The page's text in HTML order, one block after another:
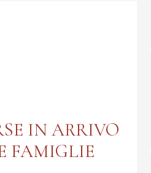
IN ARRIVO
FAMIGLIE